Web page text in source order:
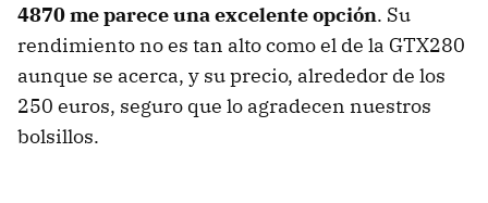
4870 me parece una excelente opción. Su
rendimiento no es tan alto como el de la GTX280
aunque se acerca, y su precio, alrededor de los
250 euros, seguro que lo agradecen nuestros
bolsillos.